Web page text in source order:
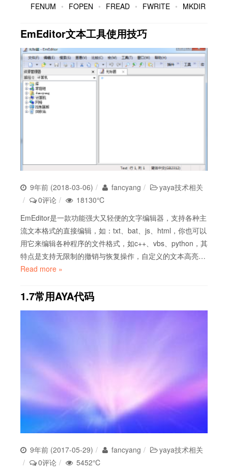
FENUM
FOPEN FREAD FWRITE MKDIR
EmEditor文本工具使用技巧
9年前 (2018-03-06) fancyang
yaya技术相关
0评论
18130℃
EmEditor是一款功能强大又轻便的文字编辑器，支持各种主
流文本格式的直接编辑，如：txt、bat、js、html，你也可以
用它来编辑各种程序的文件格式，如c++、vbs、python，其
特点是支持无限制的撤销与恢复操作，自定义的文本高亮…
Read more »
1.7常用AYA代码
9年前 (2017-05-29) fancyang
yaya技术相关
0评论
5452℃